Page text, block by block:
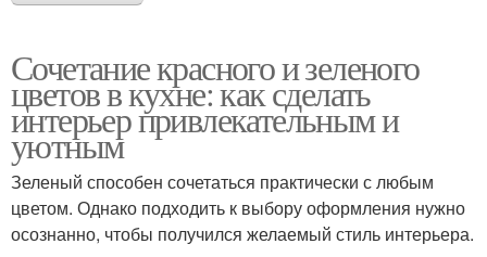
Сочетание красного и зеленого
цветов в кухне: как сделать
интерьер привлекательным и
уютным
Зеленый способен сочетаться практически с любым
цветом. Однако подходить к выбору оформления нужно
осознанно, чтобы получился желаемый стиль интерьера.